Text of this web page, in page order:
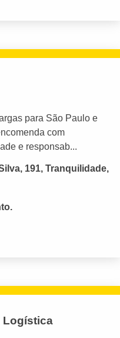
para São Paulo e
com
e responsab...
191, Tranquilidade,
Logística